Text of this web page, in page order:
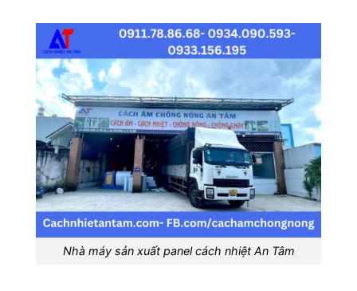
Nhà máy sản xuất panel cách nhiệt An Tâm